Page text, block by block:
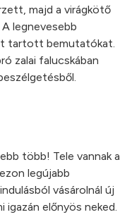
majd a virágkötő
legnevesebb
tartott bemutatókat.
zalai falucskában
több! Tele vannak a
legújabb
vásárolnál új
igazán előnyös neked.